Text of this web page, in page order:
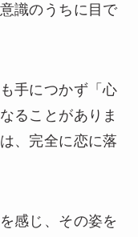
識のうちに目で
手につかず「心
ることがありま
、完全に恋に落
感じ、その姿を